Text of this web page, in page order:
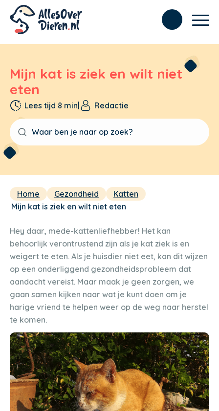
Mijn kat is ziek en wilt niet
eten
Lees tijd 8 min| Redactie
Home Gezondheid
Katten
Mijn kat is ziek en wilt niet eten
Hey daar, mede-kattenliefhebber! Het kan
behoorlijk verontrustend zijn als je kat ziek is en
weigert te eten. Als je huisdier niet eet, kan dit wijzen
op een onderliggend gezondheidsprobleem dat
aandacht vereist. Maar maak je geen zorgen, we
gaan samen kijken naar wat je kunt doen om je
harige vriend te helpen weer op de weg naar herstel
te komen.